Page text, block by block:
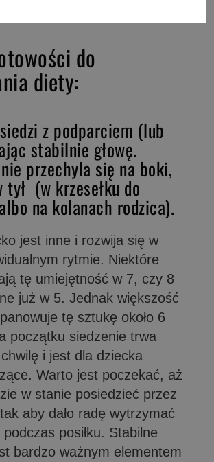
do
diety:
z podparciem (lub
stabilnie głowę.
przechyla się na boki,
tył (w krzesełku do
na kolanach rodzica).
jest inne i rozwija się w
rytmie. Niektóre
tę umiejętność w 7, czy 8
już w 5. Jednak większość
tę sztukę około 6
początku siedzenie trwa
i jest dla dziecka
Warto jest poczekać, aż
w stanie posiedzieć przez
aby dało radę wytrzymać
posiłku. Stabilne
bardzo ważnym elementem